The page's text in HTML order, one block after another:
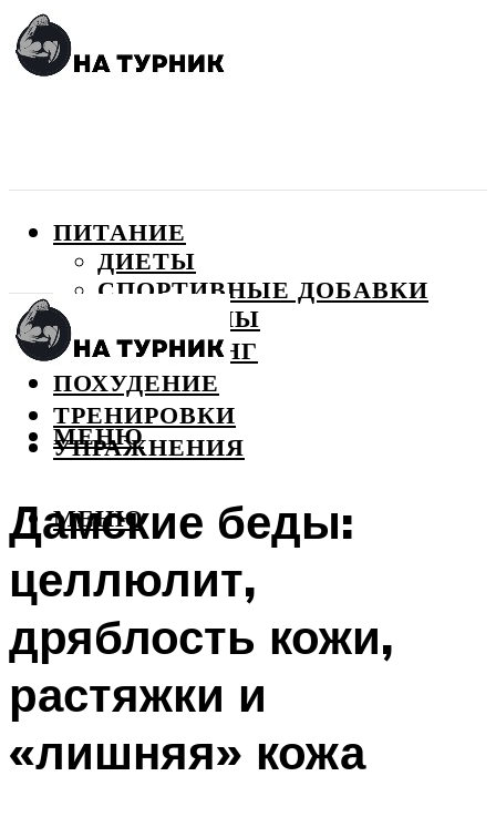
ПИТАНИЕ
ДИЕТЫ
СПОРТИВНЫЕ ДОБАВКИ
ВИТАМИНЫ
БОДИБИЛДИНГ
ПОХУДЕНИЕ
ТРЕНИРОВКИ
УПРАЖНЕНИЯ
МЕНЮ
МЕНЮ
Дамские беды:
целлюлит,
дряблость кожи,
растяжки и
«лишняя» кожа